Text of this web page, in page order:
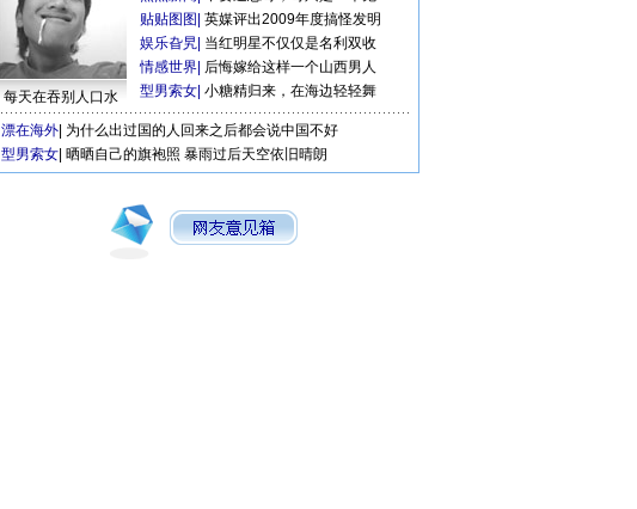
每天在吞别人口水
贴贴图图 英媒评出2009年度搞怪发明
娱乐旮旯 当红明星不仅仅是名利双收
情感世界 后悔嫁给这样一个山西男人
型男索女 小糖精归来，在海边轻轻舞
漂在海外 为什么出过国的人回来之后都会说中国不好
型男索女 晒晒自己的旗袍照 暴雨过后天空依旧晴朗